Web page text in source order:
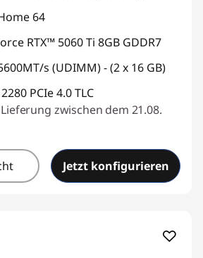
64
RTX™ 5060 Ti 8GB GDDR7
s (UDIMM) - (2 x 16 GB)
PCIe 4.0 TLC
zwischen dem 21.08.
Jetzt konfigurieren